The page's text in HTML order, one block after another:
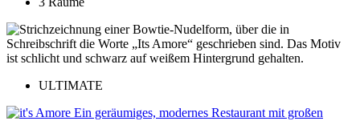
ULTIMATE